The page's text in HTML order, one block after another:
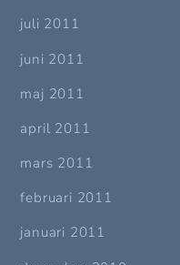
juli 2011
juni 2011
maj 2011
april 2011
mars 2011
februari 2011
januari 2011